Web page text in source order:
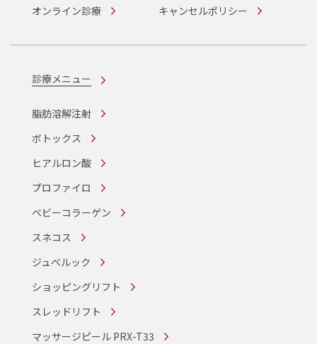
オンライン診療 キャンセルポリシー
診療メニュー
脂肪溶解注射
ボトックス
ヒアルロン酸
プロファイロ
ベビーコラーゲン
スネコス
ジュベルック
ショッピングリフト
スレッドリフト
マッサージピール PRX-T33